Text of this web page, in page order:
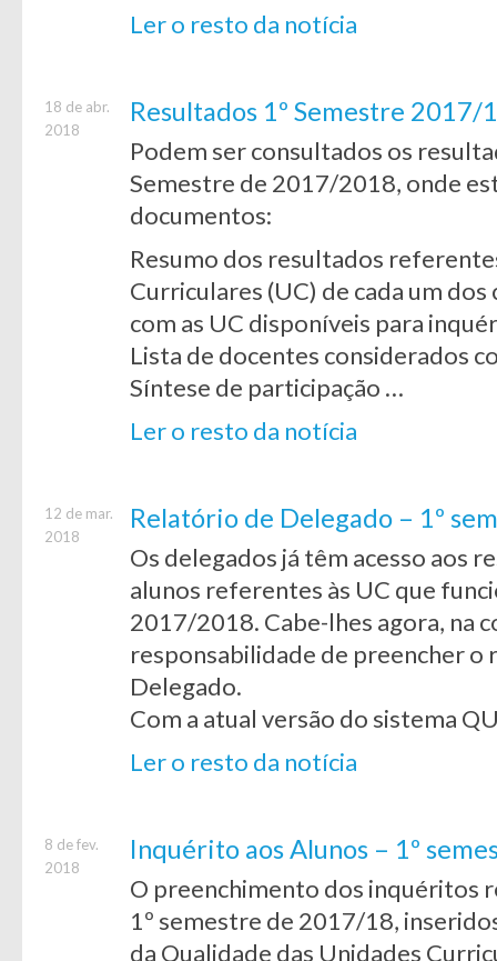
Ler o resto da notícia
18 de abr.
2018
Resultados 1º Semestre 2017/
Podem ser consultados os
Semestre de 2017/2018, onde
documentos:
Resumo dos resultados
Curriculares (UC) de cada um
com as UC disponíveis para
Lista de docentes considerados
Síntese de participação …
Ler o resto da notícia
12 de mar.
2018
Relatório de Delegado – 1º
Os delegados já têm acesso aos
alunos referentes às UC que
2017/2018. Cabe-lhes agora, na
responsabilidade de preencher
Delegado.
Com a atual versão do sistema
Ler o resto da notícia
8 de fev.
2018
Inquérito aos Alunos – 1º
O preenchimento dos inquéritos
1º semestre de 2017/18,
da Qualidade das Unidades